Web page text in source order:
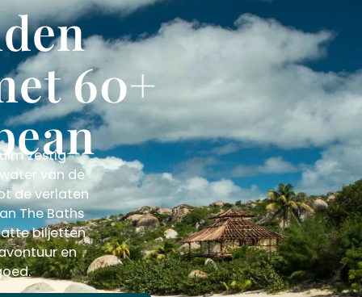
60+
zestig
van de
de verlaten
The Baths
biljetten
en